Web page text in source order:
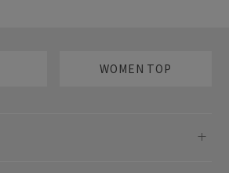
WOMEN TOP